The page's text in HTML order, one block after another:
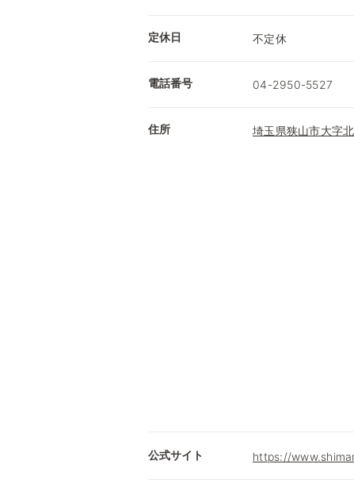
定休日 不定休
電話番号 04-2950-5527
住所 埼玉県狭山市大字
公式サイト https://